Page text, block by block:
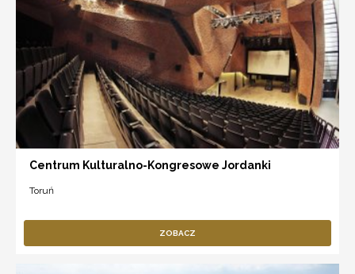
Centrum Kulturalno-Kongresowe Jordanki
Toruń
ZOBACZ